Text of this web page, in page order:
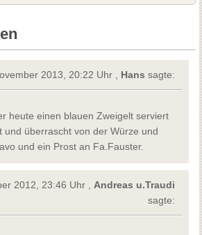
2013, 20:22 Uhr , Hans sagte:
heute einen blauen Zweigelt serviert
und überrascht von der Würze und
und ein Prost an Fa.Fauster.
2012, 23:46 Uhr , Andreas u.Traudi
sagte: